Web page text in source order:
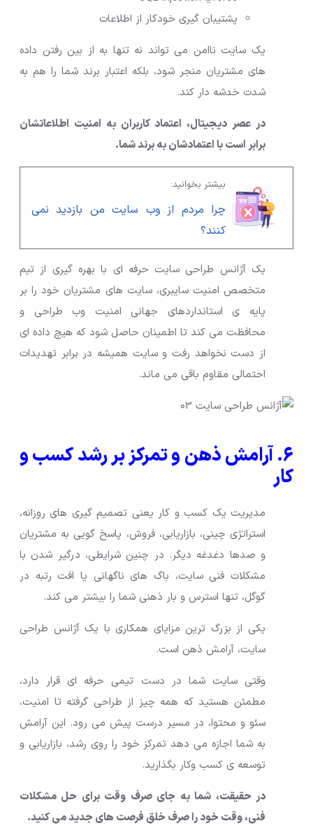
پشتیبان گیری خودکار از اطلاعات
یک سایت ناامن می تواند نه تنها به از بین رفتن داده
های مشتریان منجر شود، بلکه اعتبار برند شما را هم به
شدت خدشه دار کند.
در عصر دیجیتال، اعتماد کاربران به امنیت اطلاعاتشان
برابر است با اعتمادشان به برند شما.
بیشتر بخوانید:
چرا مردم از وب سایت من بازدید نمی
کنند؟
یک آژانس طراحی سایت حرفه ای با بهره گیری از تیم
متخصص امنیت سایبری، سایت های مشتریان خود را بر
پایه ی استانداردهای جهانی امنیت وب طراحی و
محافظت می کند تا اطمینان حاصل شود که هیچ داده ای
از دست نخواهد رفت و سایت همیشه در برابر تهدیدات
احتمالی مقاوم باقی می ماند.
۶. آرامش ذهن و تمرکز بر رشد کسب و
کار
مدیریت یک کسب و کار یعنی تصمیم گیری های روزانه،
استراتژی چینی، بازاریابی، فروش، پاسخ گویی به مشتریان
و صدها دغدغه دیگر. در چنین شرایطی، درگیر شدن با
مشکلات فنی سایت، باگ های ناگهانی یا افت رتبه در
گوگل، تنها استرس و بار ذهنی شما را بیشتر می کند.
یکی از بزرگ ترین مزایای همکاری با یک آژانس طراحی
سایت، آرامش ذهن است.
وقتی سایت شما در دست تیمی حرفه ای قرار دارد،
مطمئن هستید که همه چیز از طراحی گرفته تا امنیت،
سئو و محتوا، در مسیر درست پیش می رود. این آرامش
به شما اجازه می دهد تمرکز خود را روی رشد، بازاریابی و
توسعه ی کسب وکار بگذارید.
در حقیقت، شما به جای صرف وقت برای حل مشکلات
فنی، وقت خود را صرف خلق فرصت های جدید می کنید.